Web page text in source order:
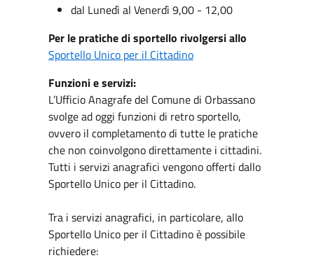
dal Lunedì al Venerdì 9,00 - 12,00
Per le pratiche di sportello rivolgersi allo
Sportello Unico per il Cittadino
Funzioni e servizi:
L’Ufficio Anagrafe del Comune di Orbassano
svolge ad oggi funzioni di retro sportello,
ovvero il completamento di tutte le pratiche
che non coinvolgono direttamente i cittadini.
Tutti i servizi anagrafici vengono offerti dallo
Sportello Unico per il Cittadino.
Tra i servizi anagrafici, in particolare, allo
Sportello Unico per il Cittadino è possibile
richiedere: